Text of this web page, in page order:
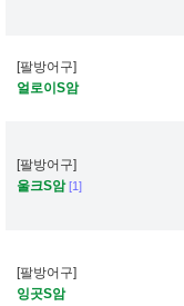
[팔방어구]
얼로이S암
[팔방어구]
울크S암 [1]
[팔방어구]
잉곳S암